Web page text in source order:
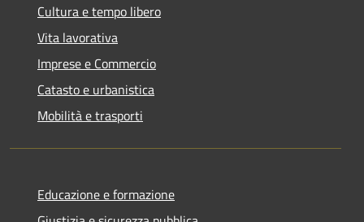
Cultura e tempo libero
Vita lavorativa
Imprese e Commercio
Catasto e urbanistica
Mobilità e trasporti
Educazione e formazione